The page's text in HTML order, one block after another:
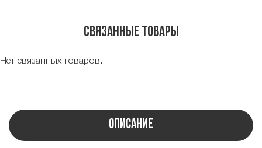
Связанные товары
Нет связанных товаров.
Описание